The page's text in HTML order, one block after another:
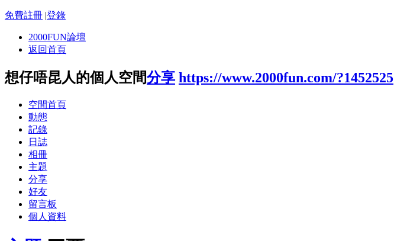
免費註冊 |登錄
2000FUN論壇
返回首頁
想仔唔昆人的個人空間分享 https://www.2000fun.com/?1452525
空間首頁
動態
記錄
日誌
相冊
主題
分享
好友
留言板
個人資料